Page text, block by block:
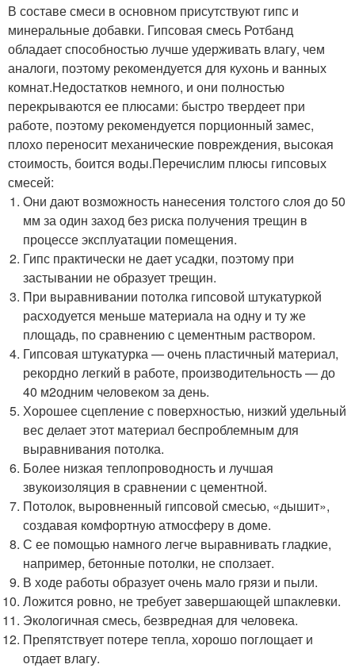
В составе смеси в основном присутствуют гипс и
минеральные добавки. Гипсовая смесь Ротбанд
обладает способностью лучше удерживать влагу, чем
аналоги, поэтому рекомендуется для кухонь и ванных
комнат.Недостатков немного, и они полностью
перекрываются ее плюсами: быстро твердеет при
работе, поэтому рекомендуется порционный замес,
плохо переносит механические повреждения, высокая
стоимость, боится воды.Перечислим плюсы гипсовых
смесей:
Они дают возможность нанесения толстого слоя до 50
мм за один заход без риска получения трещин в
процессе эксплуатации помещения.
Гипс практически не дает усадки, поэтому при
застывании не образует трещин.
При выравнивании потолка гипсовой штукатуркой
расходуется меньше материала на одну и ту же
площадь, по сравнению с цементным раствором.
Гипсовая штукатурка — очень пластичный материал,
рекордно легкий в работе, производительность — до
40 м2одним человеком за день.
Хорошее сцепление с поверхностью, низкий удельный
вес делает этот материал беспроблемным для
выравнивания потолка.
Более низкая теплопроводность и лучшая
звукоизоляция в сравнении с цементной.
Потолок, выровненный гипсовой смесью, «дышит»,
создавая комфортную атмосферу в доме.
С ее помощью намного легче выравнивать гладкие,
например, бетонные потолки, не сползает.
В ходе работы образует очень мало грязи и пыли.
Ложится ровно, не требует завершающей шпаклевки.
Экологичная смесь, безвредная для человека.
Препятствует потере тепла, хорошо поглощает и
отдает влагу.